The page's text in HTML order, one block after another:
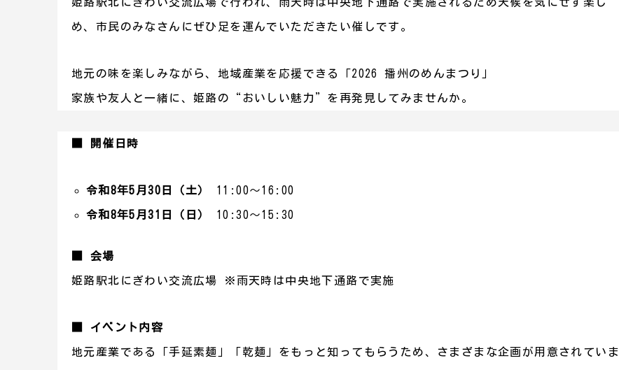
め、市民のみなさんにぜひ足を運んでいただきたい催しです。
地元の味を楽しみながら、地域産業を応援できる「2026 播州のめんまつり」
家族や友人と一緒に、姫路の“おいしい魅力”を再発見してみませんか。
■ 開催日時
令和8年5月30日（土） 11:00〜16:00
令和8年5月31日（日） 10:30〜15:30
■ 会場
姫路駅北にぎわい交流広場 ※雨天時は中央地下通路で実施
■ イベント内容
地元産業である「手延素麺」「乾麺」をもっと知ってもらうため、さまざまな企画が用意されていま